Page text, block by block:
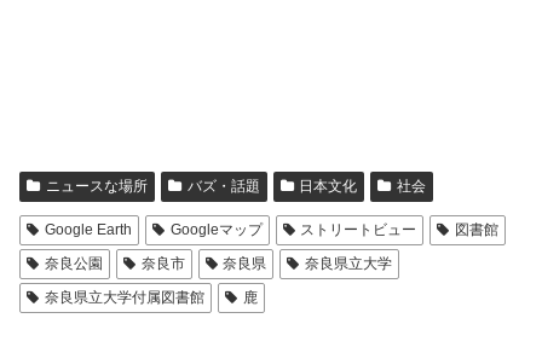
ニュースな場所 バズ・話題 日本文化 社会
Google Earth Googleマップ ストリートビュー
図書館
奈良公園
奈良市 奈良県
奈良県立大学
奈良県立大学付属図書館
鹿